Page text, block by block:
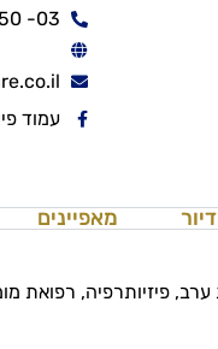
03- 5073450-שלוחה אפס
עמוד
מאפיינים
פיזיותרפיה, רפואת